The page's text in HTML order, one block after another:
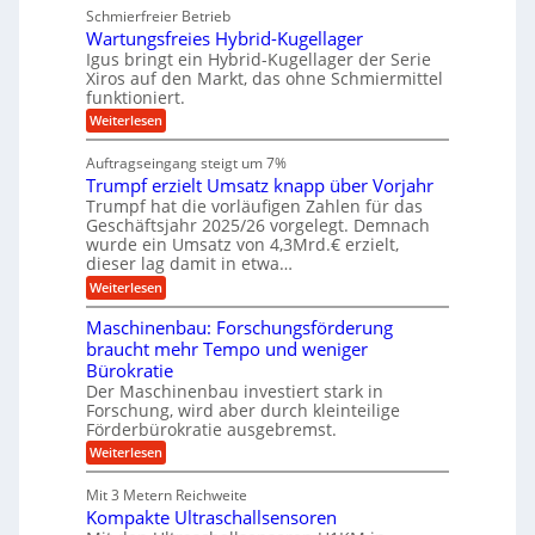
g
e
n
a
-
M
a
s
c
i
n
e
n
v
o
K
o
e
n
i
g
&
B
a
n
d
M
a
s
c
h
i
e
n
b
a
u
e
u
g
k
r
e
i
s
a
u
f
g
e
l
s
c
h
i
e
e
n
f
ü
h
r
u
n
g
e
n
B
S
C
L
w
e
i
t
e
e
Schmierfreier Betrieb
Wartungsfreies Hybrid-Kugellager
Igus bringt ein Hybrid-Kugellager der Serie
Xiros auf den Markt, das ohne Schmiermittel
funktioniert.
Weiterlesen:
W
r
t
u
n
g
s
f
r
e
e
s
H
y
b
r
i
d
-
u
g
Auftragseingang steigt um 7%
Trumpf erzielt Umsatz knapp über Vorjahr
Trumpf hat die vorläufigen Zahlen für das
Geschäftsjahr 2025/26 vorgelegt. Demnach
wurde ein Umsatz von 4,3Mrd.€ erzielt,
dieser lag damit in etwa…
Weiterlesen:
T
u
m
p
f
e
r
z
i
e
t
U
Maschinenbau: Forschungsförderung
braucht mehr Tempo und weniger
Bürokratie
Der Maschinenbau investiert stark in
Forschung, wird aber durch kleinteilige
Förderbürokratie ausgebremst.
Weiterlesen:
M
s
c
Mit 3 Metern Reichweite
Kompakte Ultraschallsensoren